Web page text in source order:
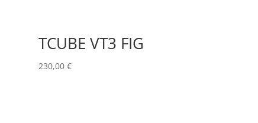
TCUBE VT3 FIG
230,00 €